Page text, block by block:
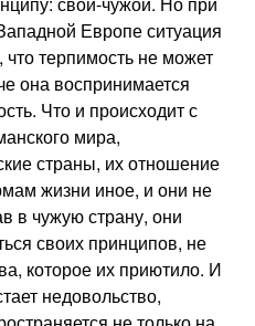
Европе ситуация
терпимость не может
она воспринимается
Что и происходит с
мира,
страны, их отношение
жизни иное, и они не
в чужую страну, они
своих принципов, не
которое их приютило. И
недовольство,